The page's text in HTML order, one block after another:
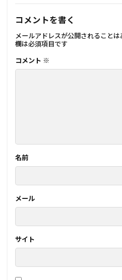
コメントを書く
メールアドレスが公開されることは
欄は必須項目です
コメント ※
名前
メール
サイト